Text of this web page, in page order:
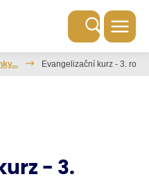
Evangelizační kurz - 3.
- 3.